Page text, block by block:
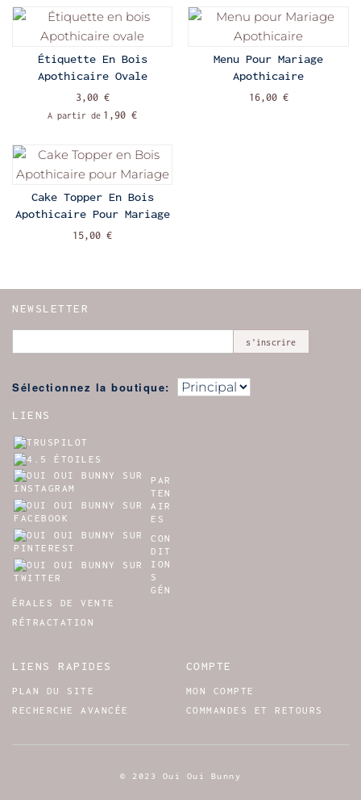
Étiquette En Bois
Apothicaire Ovale
3,00 €
A partir de 1,90 €
Menu Pour Mariage
Apothicaire
16,00 €
Cake Topper En Bois
Apothicaire Pour Mariage
15,00 €
NEWSLETTER
s'inscrire
Sélectionnez la boutique:
LIENS
PAR
TEN
AIR
ES
CON
DIT
ION
S
GÉN
ÉRALES DE VENTE
RÉTRACTATION
LIENS RAPIDES
PLAN DU SITE
RECHERCHE AVANCÉE
COMPTE
MON COMPTE
COMMANDES ET RETOURS
© 2023 Oui Oui Bunny